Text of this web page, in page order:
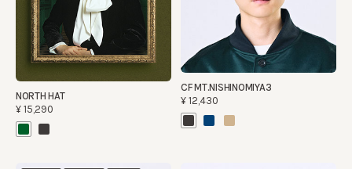
NORTH HAT
¥15,290
CF MT.NISHINOMIYA3
¥12,430